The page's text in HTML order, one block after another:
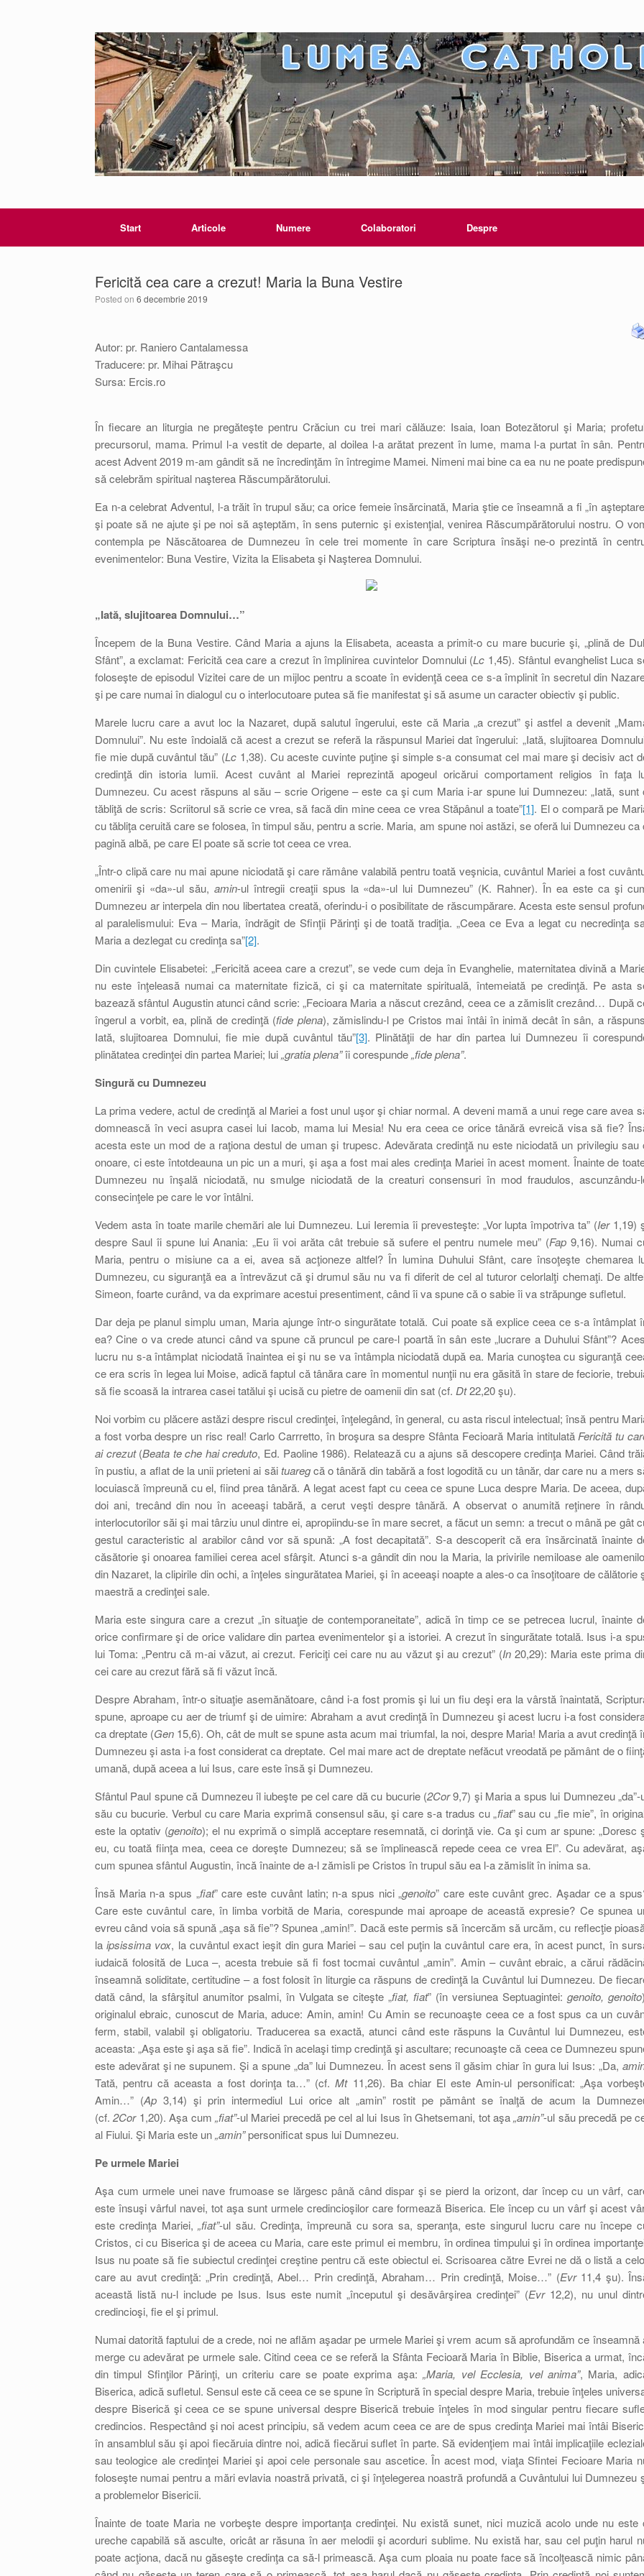
Start Articole Numere Colaboratori Despre
Fericită cea care a crezut! Maria la Buna Vestire
Posted on 6 decembrie 2019
Autor: pr. Raniero Cantalamessa
Traducere: pr. Mihai Pătraşcu
Sursa: Ercis.ro
În fiecare an liturgia ne pregăteşte pentru Crăciun cu trei mari călăuze: Isaia, Ioan Botezătorul şi Maria;
precursorul, mama. Primul l-a vestit de departe, al doilea l-a arătat prezent în lume, mama l-a purtat în sân.
acest Advent 2019 m-am gândit să ne încredinţăm în întregime Mamei. Nimeni mai bine ca ea nu ne poate
să celebrăm spiritual naşterea Răscumpărătorului.
Ea n-a celebrat Adventul, l-a trăit în trupul său; ca orice femeie însărcinată, Maria ştie ce înseamnă a fi „în
şi poate să ne ajute şi pe noi să aşteptăm, în sens puternic şi existenţial, venirea Răscumpărătorului nostru. O
contempla pe Născătoarea de Dumnezeu în cele trei momente în care Scriptura însăşi ne-o prezintă în
evenimentelor: Buna Vestire, Vizita la Elisabeta şi Naşterea Domnului.
„Iată, slujitoarea Domnului…”
Începem de la Buna Vestire. Când Maria a ajuns la Elisabeta, aceasta a primit-o cu mare bucurie şi, „plină de
Sfânt”, a exclamat: Fericită cea care a crezut în împlinirea cuvintelor Domnului (Lc 1,45). Sfântul evanghelist Luca
foloseşte de episodul Vizitei care de un mijloc pentru a scoate în evidenţă ceea ce s-a împlinit în secretul din
şi pe care numai în dialogul cu o interlocutoare putea să fie manifestat şi să asume un caracter obiectiv şi public.
Marele lucru care a avut loc la Nazaret, după salutul îngerului, este că Maria „a crezut” şi astfel a devenit
Domnului”. Nu este îndoială că acest a crezut se referă la răspunsul Mariei dat îngerului: „Iată, slujitoarea
fie mie după cuvântul tău” (Lc 1,38). Cu aceste cuvinte puţine şi simple s-a consumat cel mai mare şi decisiv act
credinţă din istoria lumii. Acest cuvânt al Mariei reprezintă apogeul oricărui comportament religios în faţa
Dumnezeu. Cu acest răspuns al său – scrie Origene – este ca şi cum Maria i-ar spune lui Dumnezeu: „Iată, sunt
tăbliţă de scris: Scriitorul să scrie ce vrea, să facă din mine ceea ce vrea Stăpânul a toate”[1]. El o compară pe
cu tăbliţa ceruită care se folosea, în timpul său, pentru a scrie. Maria, am spune noi astăzi, se oferă lui Dumnezeu ca
pagină albă, pe care El poate să scrie tot ceea ce vrea.
„Într-o clipă care nu mai apune niciodată şi care rămâne valabilă pentru toată veşnicia, cuvântul Mariei a fost
omenirii şi «da»-ul său, amin-ul întregii creaţii spus la «da»-ul lui Dumnezeu” (K. Rahner). În ea este ca şi
Dumnezeu ar interpela din nou libertatea creată, oferindu-i o posibilitate de răscumpărare. Acesta este sensul
al paralelismului: Eva – Maria, îndrăgit de Sfinţii Părinţi şi de toată tradiţia. „Ceea ce Eva a legat cu necredinţa
Maria a dezlegat cu credinţa sa”[2].
Din cuvintele Elisabetei: „Fericită aceea care a crezut”, se vede cum deja în Evanghelie, maternitatea divină a
nu este înţeleasă numai ca maternitate fizică, ci şi ca maternitate spirituală, întemeiată pe credinţă. Pe asta
bazează sfântul Augustin atunci când scrie: „Fecioara Maria a născut crezând, ceea ce a zămislit crezând… După
îngerul a vorbit, ea, plină de credinţă (fide plena), zămislindu-l pe Cristos mai întâi în inimă decât în sân, a
Iată, slujitoarea Domnului, fie mie după cuvântul tău”[3]. Plinătăţii de har din partea lui Dumnezeu îi
plinătatea credinţei din partea Mariei; lui„gratia plena”îi corespunde„fide plena”.
Singură cu Dumnezeu
La prima vedere, actul de credinţă al Mariei a fost unul uşor şi chiar normal. A deveni mamă a unui rege care avea
domnească în veci asupra casei lui Iacob, mama lui Mesia! Nu era ceea ce orice tânără evreică visa să fie?
acesta este un mod de a raţiona destul de uman şi trupesc. Adevărata credinţă nu este niciodată un privilegiu sau
onoare, ci este întotdeauna un pic un a muri, şi aşa a fost mai ales credinţa Mariei în acest moment. Înainte de
Dumnezeu nu înşală niciodată, nu smulge niciodată de la creaturi consensuri în mod fraudulos, ascunzându-
consecinţele pe care le vor întâlni.
Vedem asta în toate marile chemări ale lui Dumnezeu. Lui Ieremia îi prevesteşte: „Vor lupta împotriva ta” (Ier1,19)
despre Saul îi spune lui Anania: „Eu îi voi arăta cât trebuie să sufere el pentru numele meu” (Fap 9,16). Numai
Maria, pentru o misiune ca a ei, avea să acţioneze altfel? În lumina Duhului Sfânt, care însoţeşte chemarea
Dumnezeu, cu siguranţă ea a întrevăzut că şi drumul său nu va fi diferit de cel al tuturor celorlalţi chemaţi. De
Simeon, foarte curând, va da exprimare acestui presentiment, când îi va spune că o sabie îi va străpunge sufletul.
Dar deja pe planul simplu uman, Maria ajunge într-o singurătate totală. Cui poate să explice ceea ce s-a întâmplat
ea? Cine o va crede atunci când va spune că pruncul pe care-l poartă în sân este „lucrare a Duhului Sfânt”?
lucru nu s-a întâmplat niciodată înaintea ei şi nu se va întâmpla niciodată după ea. Maria cunoştea cu siguranţă
ce era scris în legea lui Moise, adică faptul că tânăra care în momentul nunţii nu era găsită în stare de feciorie,
să fie scoasă la intrarea casei tatălui şi ucisă cu pietre de oamenii din sat (cf. Dt22,20 şu).
Noi vorbim cu plăcere astăzi despre riscul credinţei, înţelegând, în general, cu asta riscul intelectual; însă pentru
a fost vorba despre un risc real! Carlo Carrretto, în broşura sa despre Sfânta Fecioară Maria intitulată Fericită tu
ai crezut(Beata te che hai creduto, Ed. Paoline 1986). Relatează cu a ajuns să descopere credinţa Mariei. Când
în pustiu, a aflat de la unii prieteni ai săituaregcă o tânără din tabără a fost logodită cu un tânăr, dar care nu a mers
locuiască împreună cu el, fiind prea tânără. A legat acest fapt cu ceea ce spune Luca despre Maria. De aceea,
doi ani, trecând din nou în aceeaşi tabără, a cerut veşti despre tânără. A observat o anumită reţinere în
interlocutorilor săi şi mai târziu unul dintre ei, apropiindu-se în mare secret, a făcut un semn: a trecut o mână pe gât
gestul caracteristic al arabilor când vor să spună: „A fost decapitată”. S-a descoperit că era însărcinată înainte
căsătorie şi onoarea familiei cerea acel sfârşit. Atunci s-a gândit din nou la Maria, la privirile nemiloase ale
din Nazaret, la clipirile din ochi, a înţeles singurătatea Mariei, şi în aceeaşi noapte a ales-o ca însoţitoare de călătorie
maestră a credinţei sale.
Maria este singura care a crezut „în situaţie de contemporaneitate”, adică în timp ce se petrecea lucrul, înainte
orice confirmare şi de orice validare din partea evenimentelor şi a istoriei. A crezut în singurătate totală. Isus i-a
lui Toma: „Pentru că m-ai văzut, ai crezut. Fericiţi cei care nu au văzut şi au crezut” (In20,29): Maria este prima
cei care au crezut fără să fi văzut încă.
Despre Abraham, într-o situaţie asemănătoare, când i-a fost promis şi lui un fiu deşi era la vârstă înaintată,
spune, aproape cu aer de triumf şi de uimire: Abraham a avut credinţă în Dumnezeu şi acest lucru i-a fost
ca dreptate (Gen 15,6). Oh, cât de mult se spune asta acum mai triumfal, la noi, despre Maria! Maria a avut credinţă
Dumnezeu şi asta i-a fost considerat ca dreptate. Cel mai mare act de dreptate nefăcut vreodată pe pământ de o
umană, după aceea a lui Isus, care este însă şi Dumnezeu.
Sfântul Paul spune că Dumnezeu îl iubeşte pe cel care dă cu bucurie (2Cor9,7) şi Maria a spus lui Dumnezeu „da”-
său cu bucurie. Verbul cu care Maria exprimă consensul său, şi care s-a tradus cu „fiat” sau cu „fie mie”, în
este la optativ (genoito); el nu exprimă o simplă acceptare resemnată, ci dorinţă vie. Ca şi cum ar spune: „Doresc
eu, cu toată fiinţa mea, ceea ce doreşte Dumnezeu; să se împlinească repede ceea ce vrea El”. Cu adevărat,
cum spunea sfântul Augustin, încă înainte de a-l zămisli pe Cristos în trupul său ea l-a zămislit în inima sa.
Însă Maria n-a spus „fiat” care este cuvânt latin; n-a spus nici „genoito” care este cuvânt grec. Aşadar ce a
Care este cuvântul care, în limba vorbită de Maria, corespunde mai aproape de această expresie? Ce spunea
evreu când voia să spună „aşa să fie”? Spunea „amin!”. Dacă este permis să încercăm să urcăm, cu reflecţie
laipsissima vox, la cuvântul exact ieşit din gura Mariei – sau cel puţin la cuvântul care era, în acest punct, în
iudaică folosită de Luca –, acesta trebuie să fi fost tocmai cuvântul „amin”. Amin – cuvânt ebraic, a cărui
înseamnă soliditate, certitudine – a fost folosit în liturgie ca răspuns de credinţă la Cuvântul lui Dumnezeu. De
dată când, la sfârşitul anumitor psalmi, în Vulgata se citeşte „fiat, fiat” (în versiunea Septuagintei: genoito, genoito
originalul ebraic, cunoscut de Maria, aduce: Amin, amin! Cu Amin se recunoaşte ceea ce a fost spus ca un
ferm, stabil, valabil şi obligatoriu. Traducerea sa exactă, atunci când este răspuns la Cuvântul lui Dumnezeu,
aceasta: „Aşa este şi aşa să fie”. Indică în acelaşi timp credinţă şi ascultare; recunoaşte că ceea ce Dumnezeu
este adevărat şi ne supunem. Şi a spune „da” lui Dumnezeu. În acest sens îl găsim chiar în gura lui Isus: „Da,
Tată, pentru că aceasta a fost dorinţa ta…” (cf.Mt11,26). Ba chiar El este Amin-ul personificat: „Aşa
Amin…” (Ap 3,14) şi prin intermediul Lui orice alt „amin” rostit pe pământ se înalţă de acum la
(cf.2Cor1,20). Aşa cum „fiat”-ul Mariei precedă pe cel al lui Isus în Ghetsemani, tot aşa„amin”-ul său precedă pe
al Fiului. Şi Maria este un„amin”personificat spus lui Dumnezeu.
Pe urmele Mariei
Aşa cum urmele unei nave frumoase se lărgesc până când dispar şi se pierd la orizont, dar încep cu un vârf,
este însuşi vârful navei, tot aşa sunt urmele credincioşilor care formează Biserica. Ele încep cu un vârf şi acest
este credinţa Mariei,„fiat”-ul său. Credinţa, împreună cu sora sa, speranţa, este singurul lucru care nu începe
Cristos, ci cu Biserica şi de aceea cu Maria, care este primul ei membru, în ordinea timpului şi în ordinea
Isus nu poate să fie subiectul credinţei creştine pentru că este obiectul ei. Scrisoarea către Evrei ne dă o listă a
care au avut credinţă: „Prin credinţă, Abel… Prin credinţă, Abraham… Prin credinţă, Moise…” (Evr11,4 şu).
această listă nu-l include pe Isus. Isus este numit „începutul şi desăvârşirea credinţei” (Evr12,2), nu unul
credincioşi, fie el şi primul.
Numai datorită faptului de a crede, noi ne aflăm aşadar pe urmele Mariei şi vrem acum să aprofundăm ce înseamnă
merge cu adevărat pe urmele sale. Citind ceea ce se referă la Sfânta Fecioară Maria în Biblie, Biserica a urmat,
din timpul Sfinţilor Părinţi, un criteriu care se poate exprima aşa:„Maria, vel Ecclesia, vel anima”, Maria,
Biserica, adică sufletul. Sensul este că ceea ce se spune în Scriptură în special despre Maria, trebuie înţeles
despre Biserică şi ceea ce se spune universal despre Biserică trebuie înţeles în mod singular pentru fiecare
credincios. Respectând şi noi acest principiu, să vedem acum ceea ce are de spus credinţa Mariei mai întâi
în ansamblul său şi apoi fiecăruia dintre noi, adică fiecărui suflet în parte. Să evidenţiem mai întâi implicaţiile
sau teologice ale credinţei Mariei şi apoi cele personale sau ascetice. În acest mod, viaţa Sfintei Fecioare Maria
foloseşte numai pentru a mări evlavia noastră privată, ci şi înţelegerea noastră profundă a Cuvântului lui Dumnezeu
a problemelor Bisericii.
Înainte de toate Maria ne vorbeşte despre importanţa credinţei. Nu există sunet, nici muzică acolo unde nu este
ureche capabilă să asculte, oricât ar răsuna în aer melodii şi acorduri sublime. Nu există har, sau cel puţin harul
poate acţiona, dacă nu găseşte credinţa ca să-l primească. Aşa cum ploaia nu poate face să încolţească nimic